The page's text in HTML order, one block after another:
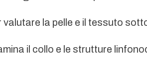
valutare la pelle e il tessuto
il collo e le strutture